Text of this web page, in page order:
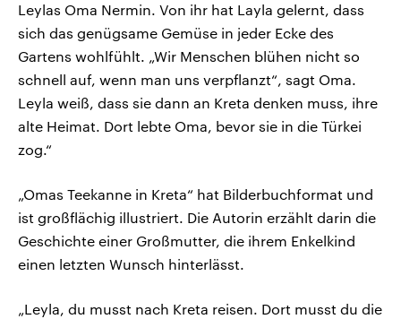
Leylas Oma Nermin. Von ihr hat Layla gelernt, dass
sich das genügsame Gemüse in jeder Ecke des
Gartens wohlfühlt. „Wir Menschen blühen nicht so
schnell auf, wenn man uns verpflanzt“, sagt Oma.
Leyla weiß, dass sie dann an Kreta denken muss, ihre
alte Heimat. Dort lebte Oma, bevor sie in die Türkei
zog.“
„Omas Teekanne in Kreta“ hat Bilderbuchformat und
ist großflächig illustriert. Die Autorin erzählt darin die
Geschichte einer Großmutter, die ihrem Enkelkind
einen letzten Wunsch hinterlässt.
„Leyla, du musst nach Kreta reisen. Dort musst du die